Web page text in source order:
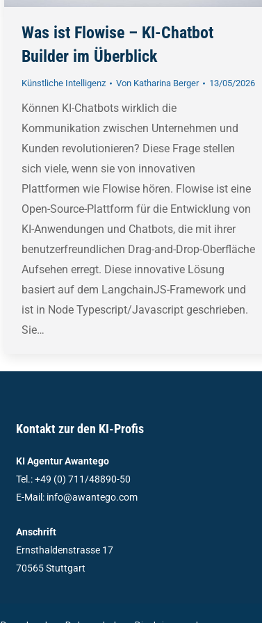
Was ist Flowise – KI-Chatbot
Builder im Überblick
Künstliche Intelligenz Von Katharina Berger 13/05/2026
Können KI-Chatbots wirklich die
Kommunikation zwischen Unternehmen und
Kunden revolutionieren? Diese Frage stellen
sich viele, wenn sie von innovativen
Plattformen wie Flowise hören. Flowise ist eine
Open-Source-Plattform für die Entwicklung von
KI-Anwendungen und Chatbots, die mit ihrer
benutzerfreundlichen Drag-and-Drop-Oberfläche
Aufsehen erregt. Diese innovative Lösung
basiert auf dem LangchainJS-Framework und
ist in Node Typescript/Javascript geschrieben.
Sie…
Kontakt zur den KI-Profis
KI Agentur Awantego
Tel.: +49 (0) 711/48890-50
E-Mail: info@awantego.com
Anschrift
Ernsthaldenstrasse 17
70565 Stuttgart